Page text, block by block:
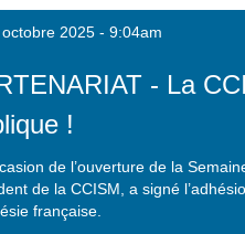
octobre 2025 - 9:04am
- La
!
de l’ouverture de la
de la CCISM, a signé
française.